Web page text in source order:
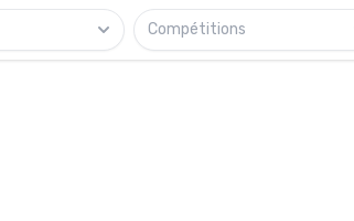
Compétitions